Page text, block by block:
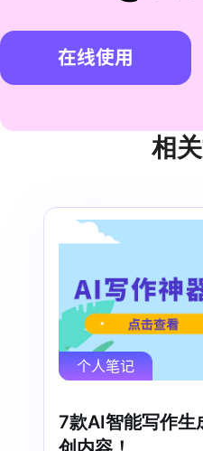
在线使用
相
个人笔记
7款AI智能写作生